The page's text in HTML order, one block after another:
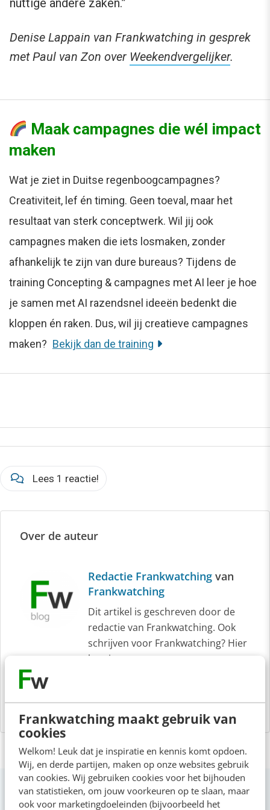
Frankwatching maakt gebruik van
cookies
Welkom! Leuk dat je inspiratie en kennis komt opdoen.
Wij, en derde partijen, maken op onze websites gebruik
van cookies. Wij gebruiken cookies voor het bijhouden
van statistieken, om jouw voorkeuren op te slaan, maar
ook voor marketingdoeleinden (bijvoorbeeld het
nuttige andere zaken.”
Denise Lappain van Frankwatching in gesprek
met Paul van Zon over Weekendvergelijker.
Maak campagnes die wél impact
maken
Wat je ziet in Duitse regenboogcampagnes?
Creativiteit, lef én timing. Geen toeval, maar het
resultaat van sterk conceptwerk. Wil jij ook
campagnes maken die iets losmaken, zonder
afhankelijk te zijn van dure bureaus? Tijdens de
training Concepting & campagnes met AI leer je hoe
je samen met AI razendsnel ideeën bedenkt die
kloppen én raken. Dus, wil jij creatieve campagnes
maken? Bekijk dan de training
Lees 1 reactie!
Over de auteur
Redactie Frankwatching van
Frankwatching
Dit artikel is geschreven door de
redactie van Frankwatching. Ook
schrijven voor Frankwatching? Hier
lees je er meer over.
Op zoek naar nog meer kennis?